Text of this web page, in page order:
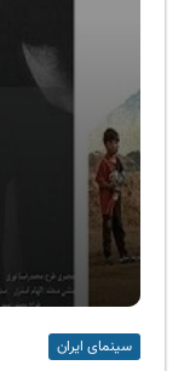
سینمای ایران